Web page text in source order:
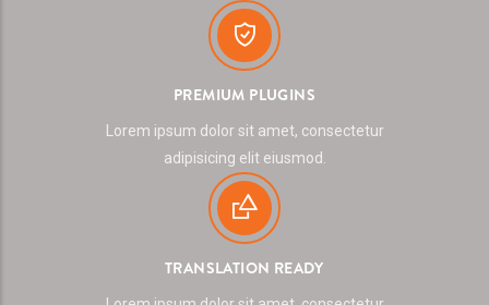
PREMIUM PLUGINS
Lorem ipsum dolor sit amet, consectetur
adipisicing elit eiusmod.
TRANSLATION READY